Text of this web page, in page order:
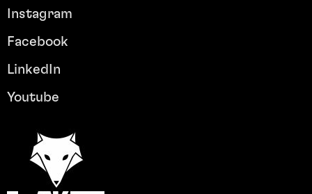
Instagram
Facebook
LinkedIn
Youtube